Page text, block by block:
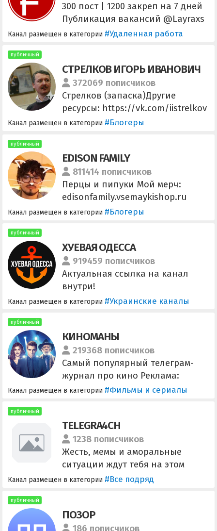
300 пост | 1200 закреп на 7 дней
Публикация вакансий @Layraxs
Канал размещен в категории #Удаленная работа
публичный
СТРЕЛКОВ ИГОРЬ ИВАНОВИЧ
372069 пописчиков
Стрелков (запаска)Другие
ресурсы: https://vk.com/iistrelkov
https://bastyon.com/igor_strelkov
Канал размещен в категории #Блогеры
публичный
EDISON FAMILY
811414 пописчиков
Перцы и пипуки Мой мерч:
edisonfamily.vsemaykishop.ru
Реклама/сотрудничество:
Канал размещен в категории #Блогеры
публичный
ХУЕВАЯ ОДЕССА
919459 пописчиков
Актуальная ссылка на канал
внутри!
Канал размещен в категории #Украинские каналы
публичный
КИНОМАНЫ
219368 пописчиков
Самый популярный телеграм-
журнал про кино Реклама:
@newbrandmediabot
Канал размещен в категории #Фильмы и сериалы
публичный
TELEGRA4CH
1238 пописчиков
Жесть, мемы и аморальные
ситуации ждут тебя на этом
канале! По всем вопросам
https://t.me/+RuDKJ7rHr4undLdX
Канал размещен в категории #Все подряд
публичный
ПОЗОР
186 пописчиков